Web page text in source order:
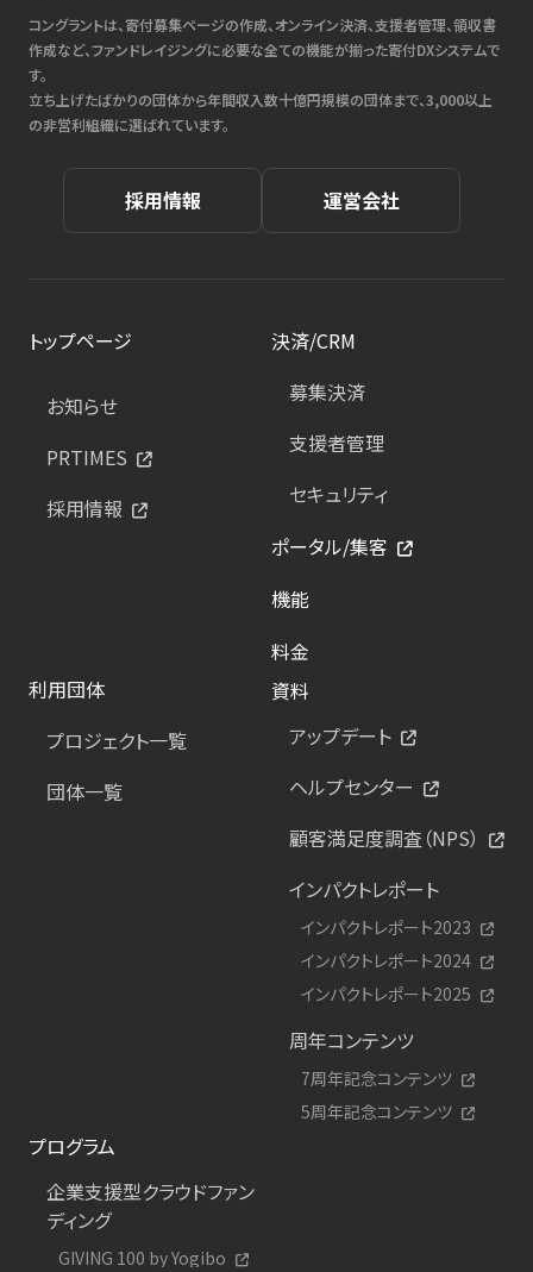
コングラントは、寄付募集ページの作成、オンライン決済、支援者管理、領収書
作成など、ファンドレイジングに必要な全ての機能が揃った寄付DXシステムで
す。
立ち上げたばかりの団体から年間収入数十億円規模の団体まで、3,000以上
の非営利組織に選ばれています。
採用情報 運営会社
トップページ
お知らせ
PRTIMES
採用情報
決済/CRM
募集決済
支援者管理
セキュリティ
ポータル/集客
機能
料金
利用団体
プロジェクト一覧
団体一覧
資料
アップデート
ヘルプセンター
顧客満足度調査（NPS）
インパクトレポート
インパクトレポート2023
インパクトレポート2024
インパクトレポート2025
周年コンテンツ
7周年記念コンテンツ
5周年記念コンテンツ
プログラム
企業支援型クラウドファン
ディング
GIVING 100 by Yogibo